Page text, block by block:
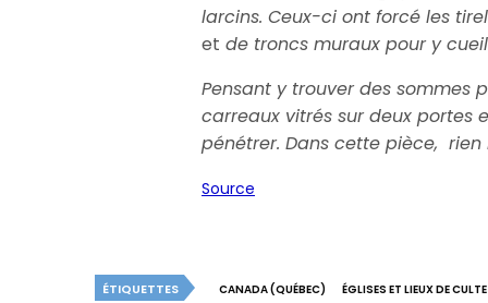
larcins. Ceux-ci ont forcé les
et de troncs muraux pour y
Pensant y trouver des sommes
carreaux vitrés sur deux portes
pénétrer. Dans cette pièce, rien
Source
ÉTIQUETTES CANADA (QUÉBEC) ÉGLISES ET LIEUX DE